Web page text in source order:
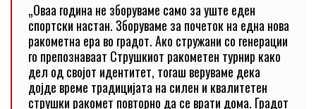
„Оваа година не зборуваме само за уште еден
спортски настан. Зборуваме за почеток на една нова
ракометна ера во градот. Ако стружани со генерации
го препознаваат Струшкиот ракометен турнир како
дел од својот идентитет, тогаш веруваме дека
дојде време традицијата на силен и квалитетен
струшки ракомет повторно да се врати дома. Градот